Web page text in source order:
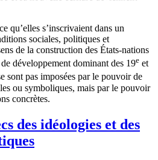
qu’elles s’inscrivaient dans un
sociales, politiques et
de la construction des États-nations
développement dominant des 19e et
sont pas imposées par le pouvoir de
ou symboliques, mais par le pouvoir
concrètes.
des idéologies et des